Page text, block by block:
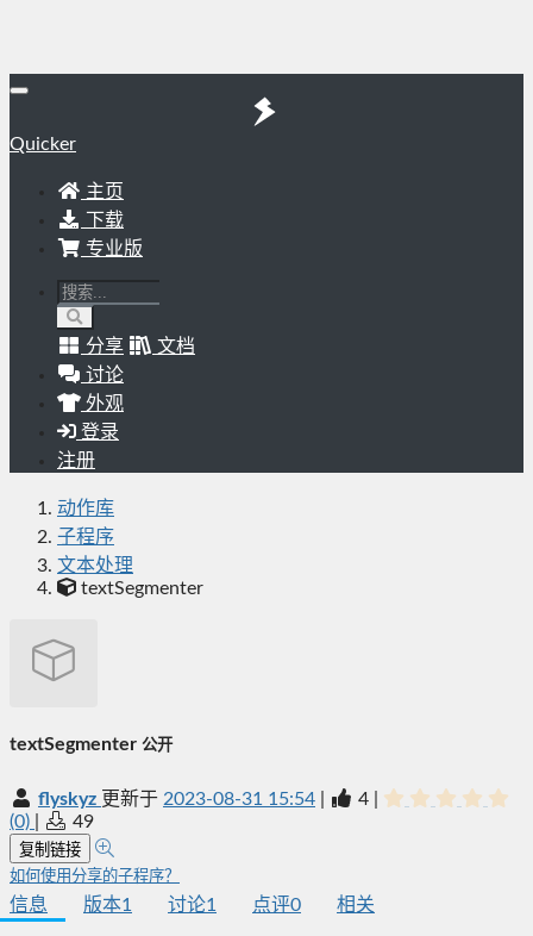
Quicker
主页
下载
专业版
分享
文档
讨论
外观
登录
注册
动作库
子程序
文本处理
textSegmenter
textSegmenter 公开
flyskyz 更新于 2023-08-31 15:54 4
(0)
49
复制链接
如何使用分享的子程序？
信息 版本1 讨论1 点评0 相关